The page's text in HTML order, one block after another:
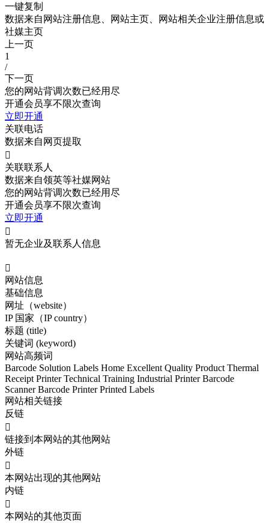
一键复制
数据来自网站注册信息、网站主页、网站相关企业注册信息或
社媒主页
上一页
1
/
下一页
您的网站背调次数已经用尽
开通会员享不限次查询
立即开通
关联电话
数据来自网页提取

关联联系人
数据来自领英等社媒网站
您的网站背调次数已经用尽
开通会员享不限次查询
立即开通

暂无企业及联系人信息

网站信息
基础信息
网址（website）
IP 国家（IP country）
标题 (title)
关键词 (keyword)
网站高频词
Barcode Solution Labels Home Excellent Quality Product Thermal
Receipt Printer Technical Training Industrial Printer Barcode
Scanner Barcode Printer Printed Labels
网站相关链接
反链

链接到本网站的其他网站
外链

本网站出现的其他网站
内链

本网站的其他页面